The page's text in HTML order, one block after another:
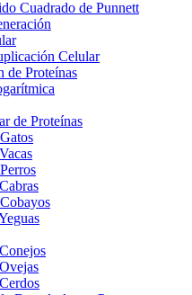
Cuadrado de Punnett
Celular
de Proteínas
de Proteínas